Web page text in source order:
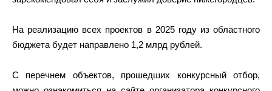
На реализацию всех проектов в 2025 году из областного
бюджета будет направлено 1,2 млрд рублей.
С перечнем объектов, прошедших конкурсный отбор,